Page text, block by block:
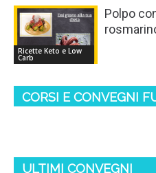
Ricette Keto e Low
Carb
Polpo
CORSI E CONVEGNI
ULTIMI CONVEGNI